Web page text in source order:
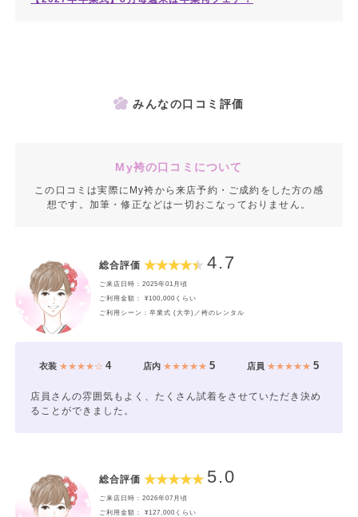
みんなの口コミ評価
My袴の口コミについて
この口コミは実際にMy袴から来店予約・ご成約をした方の感
想です。加筆・修正などは一切おこなっておりません。
総合評価 4.7
ご来店日時：2025年01月頃
ご利用金額： ¥100,000くらい
ご利用シーン：卒業式 (大学)／袴のレンタル
衣装★★★★☆ 4 店内★★★★★ 5 店員 ★★★★★5
店員さんの雰囲気もよく、たくさん試着をさせていただき決め
ることができました。
総合評価 5.0
ご来店日時：2026年07月頃
ご利用金額： ¥127,000くらい